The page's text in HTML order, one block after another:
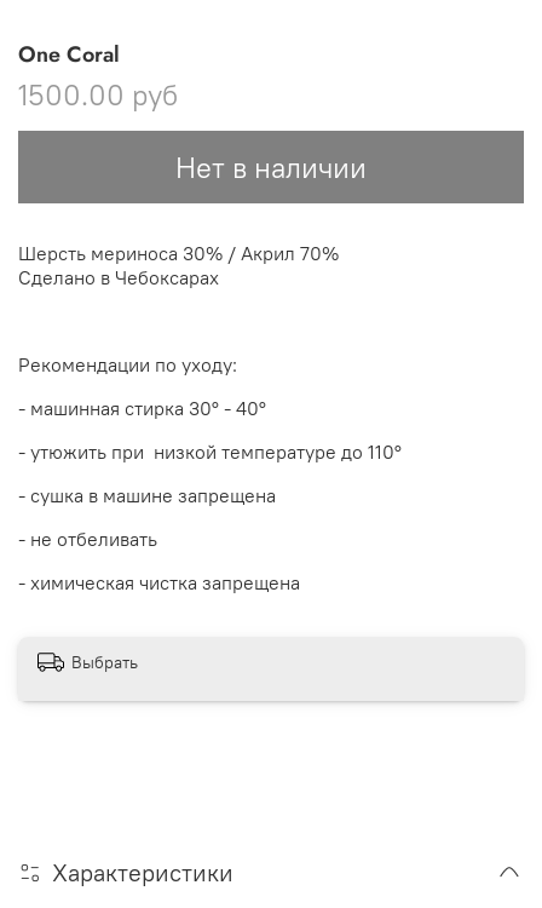
One Coral
1500.00 руб
Нет в наличии
Шерсть мериноса 30% / Акрил 70%
Сделано в Чебоксарах
Рекомендации по уходу:
- машинная стирка 30° - 40°
- утюжить при низкой температуре до 110°
- сушка в машине запрещена
- не отбеливать
- химическая чистка запрещена
Выбрать
Характеристики